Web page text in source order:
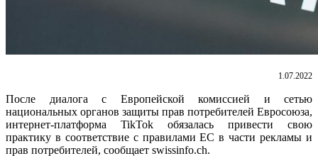
1.07.2022
После диалога с Европейской комиссией и сетью
национальных органов защиты прав потребителей Евросоюза,
интернет-платформа TikTok обязалась привести свою
практику в соответствие с правилами ЕС в части рекламы и
прав потребителей, сообщает swissinfo.ch.